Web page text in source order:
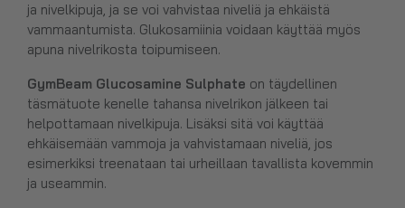
ja nivelkipuja, ja se voi vahvistaa niveliä ja ehkäistä
vammaantumista. Glukosamiinia voidaan käyttää myös
apuna nivelrikosta toipumiseen.
GymBeam Glucosamine Sulphate on täydellinen
täsmätuote kenelle tahansa nivelrikon jälkeen tai
helpottamaan nivelkipuja. Lisäksi sitä voi käyttää
ehkäisemään vammoja ja vahvistamaan niveliä, jos
esimerkiksi treenataan tai urheillaan tavallista kovemmin
ja useammin.